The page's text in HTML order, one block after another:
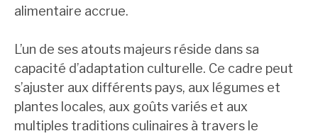
alimentaire accrue.
L’un de ses atouts majeurs réside dans sa
capacité d’adaptation culturelle. Ce cadre peut
s’ajuster aux différents pays, aux légumes et
plantes locales, aux goûts variés et aux
multiples traditions culinaires à travers le